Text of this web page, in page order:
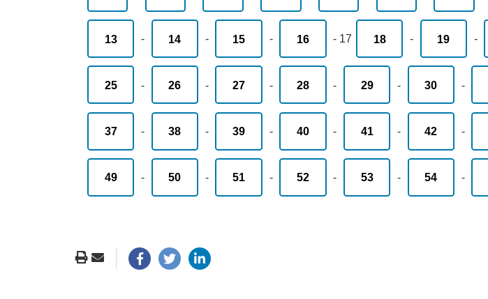
13 - 14 - 15 - 16 - 17 18 - 19 -
25 - 26 - 27 - 28 - 29 - 30 -
37 - 38 - 39 - 40 - 41 - 42 -
49 - 50 - 51 - 52 - 53 - 54 -